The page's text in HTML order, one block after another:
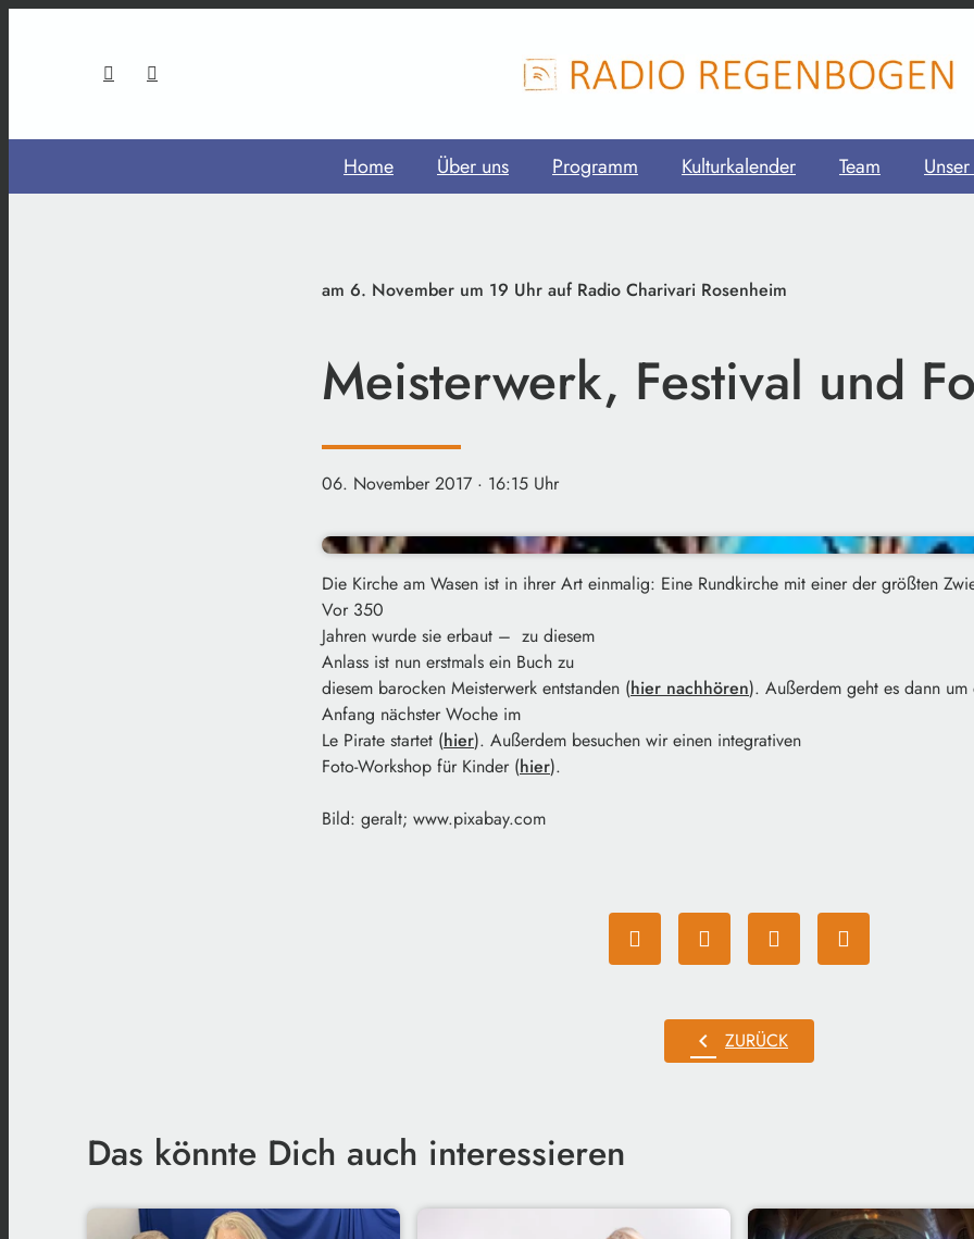
Home Über uns Programm Kulturkalender Team
am 6. November um 19 Uhr auf Radio Charivari Rosenheim
Meisterwerk, Festival und
06. November 2017 · 16:15 Uhr
Die Kirche am Wasen ist in ihrer Art einmalig: Eine Rundkirche mit einer der größten
Vor 350
Jahren wurde sie erbaut – zu diesem
Anlass ist nun erstmals ein Buch zu
diesem barocken Meisterwerk entstanden (hier nachhören). Außerdem geht es dann um
Anfang nächster Woche im
Le Pirate startet (hier). Außerdem besuchen wir einen integrativen
Foto-Workshop für Kinder (hier).
Bild: geralt; www.pixabay.com
chevron_left ZURÜCK
Das könnte Dich auch interessieren